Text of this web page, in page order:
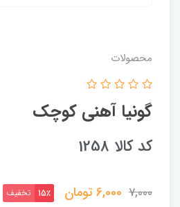
محصولات
گونیا آهنی کوچک
کد کالا 1258
7,000
6,000تومان 15٪ تخفیف